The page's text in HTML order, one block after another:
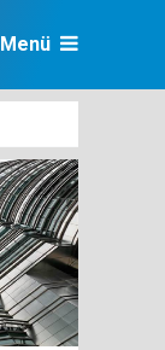
Menü